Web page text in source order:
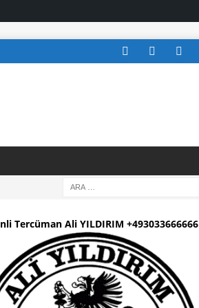
Tercüman Ali YILDIRIM +493033666666